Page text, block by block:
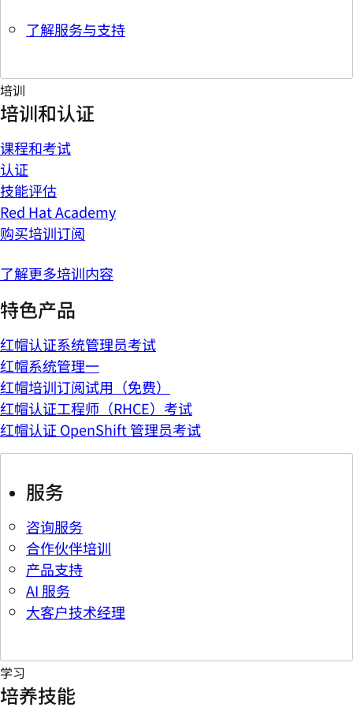
了解服务与支持
培训
培训和认证
课程和考试
认证
技能评估
Red Hat Academy
购买培训订阅
了解更多培训内容
特色产品
红帽认证系统管理员考试
红帽系统管理一
红帽培训订阅试用（免费）
红帽认证工程师（RHCE）考试
红帽认证 OpenShift 管理员考试
服务
咨询服务
合作伙伴培训
产品支持
AI 服务
大客户技术经理
学习
培养技能